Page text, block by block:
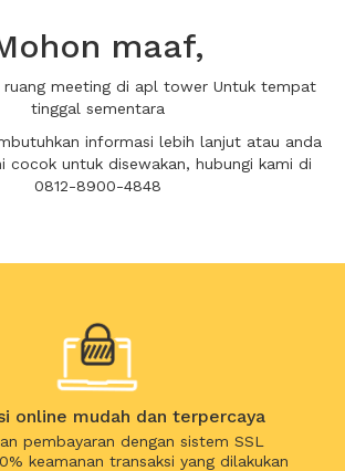
maaf,
meeting di apl tower Untuk tempat
tinggal sementara
informasi lebih lanjut atau anda
cocok untuk disewakan, hubungi kami di
0812-8900-4848
online mudah dan terpercaya
pembayaran dengan sistem SSL
keamanan transaksi yang dilakukan